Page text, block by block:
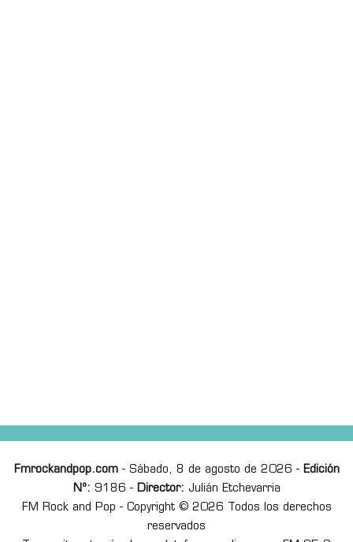
Fmrockandpop.com- Sábado, 8 de agosto de 2026 - Edición
Nº: 9186 - Director: Julián Etchevarria
FM Rock and Pop - Copyright © 2026 Todos los derechos
reservados